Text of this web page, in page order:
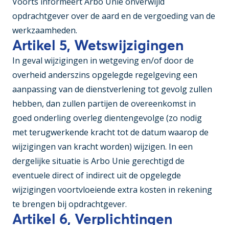
opdrachtgever over de aard en de vergoeding van de
werkzaamheden.
Artikel 5, Wetswijzigingen
In geval wijzigingen in wetgeving en/of door de
overheid anderszins opgelegde regelgeving een
aanpassing van de dienstverlening tot gevolg zullen
hebben, dan zullen partijen de overeenkomst in
goed onderling overleg dientengevolge (zo nodig
met terugwerkende kracht tot de datum waarop de
wijzigingen van kracht worden) wijzigen. In een
dergelijke situatie is Arbo Unie gerechtigd de
eventuele direct of indirect uit de opgelegde
wijzigingen voortvloeiende extra kosten in rekening
te brengen bij opdrachtgever.
Artikel 6, Verplichtingen